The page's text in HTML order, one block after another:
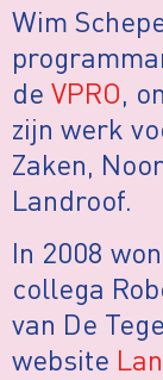
Wim
de VPRO,
zijn werk
Zaken,
Landroof.
In 2008
collega
van De
website